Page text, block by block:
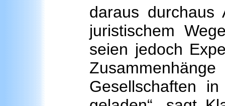
daraus durchaus
juristischem
seien jedoch
Gesellschaften